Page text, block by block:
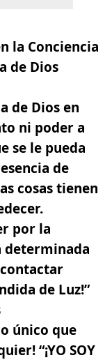
la Conciencia
de Dios
de Dios en
ni poder a
se le pueda
de
cosas tienen
por la
determinada
contactar
de Luz!”
único que
“¡YO SOY